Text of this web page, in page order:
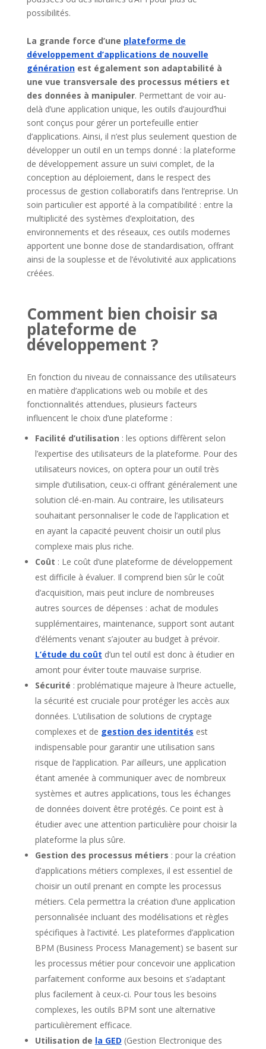
possibilités.
La grande force d’une plateforme de
développement d’applications de nouvelle
générationest également son adaptabilité à
une vue transversale des processus métiers et
des données à manipuler. Permettant de voir au-
delà d’une application unique, les outils d’aujourd’hui
sont conçus pour gérer un portefeuille entier
d’applications. Ainsi, il n’est plus seulement question de
développer un outil en un temps donné : la plateforme
de développement assure un suivi complet, de la
conception au déploiement, dans le respect des
processus de gestion collaboratifs dans l’entreprise. Un
soin particulier est apporté à la compatibilité : entre la
multiplicité des systèmes d’exploitation, des
environnements et des réseaux, ces outils modernes
apportent une bonne dose de standardisation, offrant
ainsi de la souplesse et de l’évolutivité aux applications
créées.
Comment bien choisir sa
plateforme de
développement ?
En fonction du niveau de connaissance des utilisateurs
en matière d’applications web ou mobile et des
fonctionnalités attendues, plusieurs facteurs
influencent le choix d’une plateforme :
Facilité d’utilisation : les options diffèrent selon
l’expertise des utilisateurs de la plateforme. Pour des
utilisateurs novices, on optera pour un outil très
simple d’utilisation, ceux-ci offrant généralement une
solution clé-en-main. Au contraire, les utilisateurs
souhaitant personnaliser le code de l’application et
en ayant la capacité peuvent choisir un outil plus
complexe mais plus riche.
Coût : Le coût d’une plateforme de développement
est difficile à évaluer. Il comprend bien sûr le coût
d’acquisition, mais peut inclure de nombreuses
autres sources de dépenses : achat de modules
supplémentaires, maintenance, support sont autant
d’éléments venant s’ajouter au budget à prévoir.
L’étude du coût d’un tel outil est donc à étudier en
amont pour éviter toute mauvaise surprise.
Sécurité : problématique majeure à l’heure actuelle,
la sécurité est cruciale pour protéger les accès aux
données. L’utilisation de solutions de cryptage
complexes et de gestion des identités est
indispensable pour garantir une utilisation sans
risque de l’application. Par ailleurs, une application
étant amenée à communiquer avec de nombreux
systèmes et autres applications, tous les échanges
de données doivent être protégés. Ce point est à
étudier avec une attention particulière pour choisir la
plateforme la plus sûre.
Gestion des processus métiers : pour la création
d’applications métiers complexes, il est essentiel de
choisir un outil prenant en compte les processus
métiers. Cela permettra la création d’une application
personnalisée incluant des modélisations et règles
spécifiques à l’activité. Les plateformes d’application
BPM (Business Process Management) se basent sur
les processus métier pour concevoir une application
parfaitement conforme aux besoins et s’adaptant
plus facilement à ceux-ci. Pour tous les besoins
complexes, les outils BPM sont une alternative
particulièrement efficace.
Utilisation de la GED (Gestion Electronique des